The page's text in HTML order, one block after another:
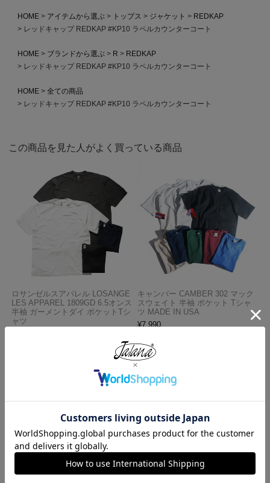
HOME アイテムから選ぶ トップス ジャケット
REDKAP
レッドキャップ REDKAP #KP10 ラペルカウンターコート
HOME ブランドから選ぶ R
REDKAP
レッドキャップ REDKAP #KP10 ラペルカウンターコート
HOME
全ての商品
レッドキャップ REDKAP #KP10 ラペルカウンターコート
この商品を見た人がよく買っている商品
ロサンゼルスアパレル LOSANGE
LES APPAREL 1809GD 6.5オンス
半袖 ガーメントダイ ポケットTシ
ャツ
キャンバー CAMBER 302 マック
スウェイト 半袖 ポケット Tシャ
ツ MADE IN USA
¥7,990